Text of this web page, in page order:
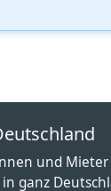
und
ganz